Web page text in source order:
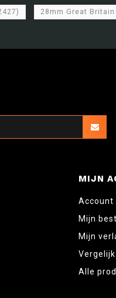
28mm Great Britain
MIJN
Mijn
Mijn
Vergelijk
Alle